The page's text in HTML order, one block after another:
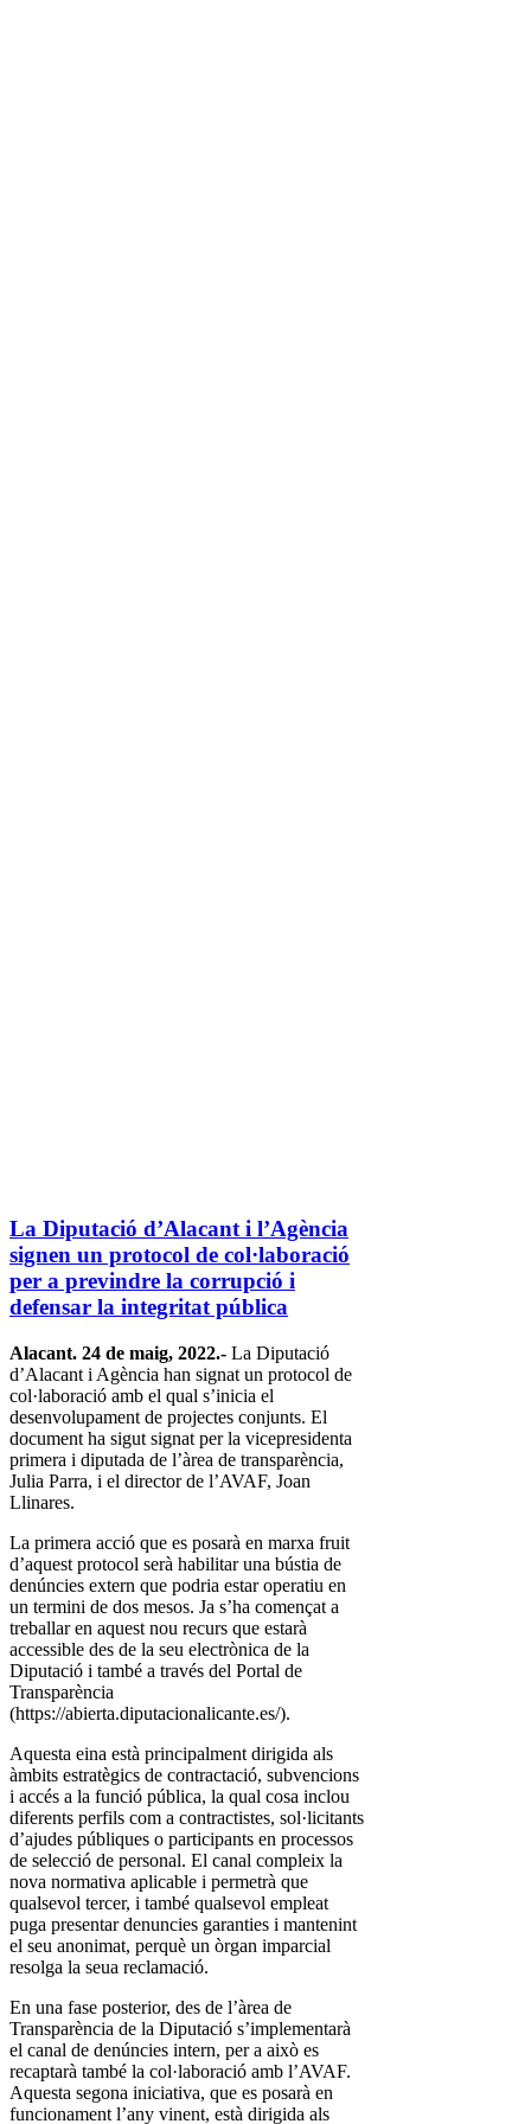
La Diputació d’Alacant i l’Agència
signen un protocol de col·laboració
per a previndre la corrupció i
defensar la integritat pública
Alacant. 24 de maig, 2022.- La Diputació
d’Alacant i Agència han signat un protocol de
col·laboració amb el qual s’inicia el
desenvolupament de projectes conjunts. El
document ha sigut signat per la vicepresidenta
primera i diputada de l’àrea de transparència,
Julia Parra, i el director de l’AVAF, Joan
Llinares.
La primera acció que es posarà en marxa fruit
d’aquest protocol serà habilitar una bústia de
denúncies extern que podria estar operatiu en
un termini de dos mesos. Ja s’ha començat a
treballar en aquest nou recurs que estarà
accessible des de la seu electrònica de la
Diputació i també a través del Portal de
Transparència
(https://abierta.diputacionalicante.es/).
Aquesta eina està principalment dirigida als
àmbits estratègics de contractació, subvencions
i accés a la funció pública, la qual cosa inclou
diferents perfils com a contractistes, sol·licitants
d’ajudes públiques o participants en processos
de selecció de personal. El canal compleix la
nova normativa aplicable i permetrà que
qualsevol tercer, i també qualsevol empleat
puga presentar denuncies garanties i mantenint
el seu anonimat, perquè un òrgan imparcial
resolga la seua reclamació.
En una fase posterior, des de l’àrea de
Transparència de la Diputació s’implementarà
el canal de denúncies intern, per a això es
recaptarà també la col·laboració amb l’AVAF.
Aquesta segona iniciativa, que es posarà en
funcionament l’any vinent, està dirigida als